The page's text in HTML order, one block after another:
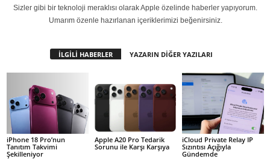
Sizler gibi bir teknoloji meraklısı olarak Apple özelinde haberler yapıyorum.
Umarım özenle hazırlanan içeriklerimizi beğenirsiniz.
İLGİLİ HABERLER YAZARIN DİĞER YAZILARI
iPhone 18 Pro’nun
Tanıtım Takvimi
Şekilleniyor
Apple A20 Pro Tedarik
Sorunu ile Karşı Karşıya
iCloud Private Relay IP
Sızıntısı Açığıyla
Gündemde